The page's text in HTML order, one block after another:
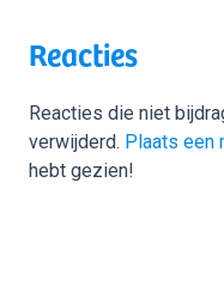
Reacties
Reacties die niet
verwijderd. Plaats een
hebt gezien!